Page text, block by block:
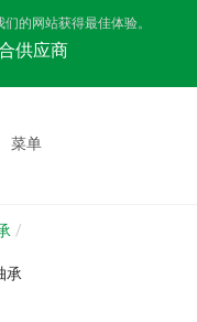
的网站获得最佳体验。
供应商
菜单
/
承